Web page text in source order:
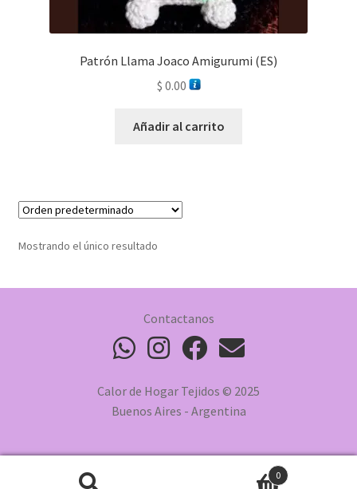
Patrón Llama Joaco Amigurumi (ES)
$ 0.00
Añadir al carrito
Mostrando el único resultado
Contactanos
Calor de Hogar Tejidos © 2025
Buenos Aires - Argentina
0